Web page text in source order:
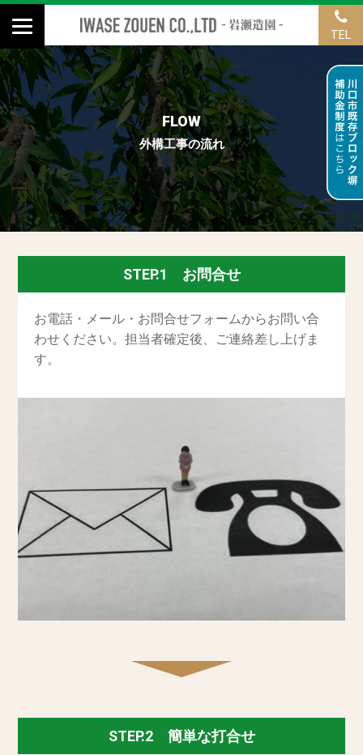
TEL
FLOW
外構工事の流れ
STEP.1 お問合せ
お電話・メール・お問合せフォームからお問い合
わせください。担当者確定後、ご連絡差し上げま
す。
STEP.2 簡単な打合せ